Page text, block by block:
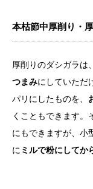
本枯節中厚削り・
厚削りのダシガラは
つまみにしていただ
パリにしたものを、
くこともできます。
にもできますが、小
に ミルで粉にしてか